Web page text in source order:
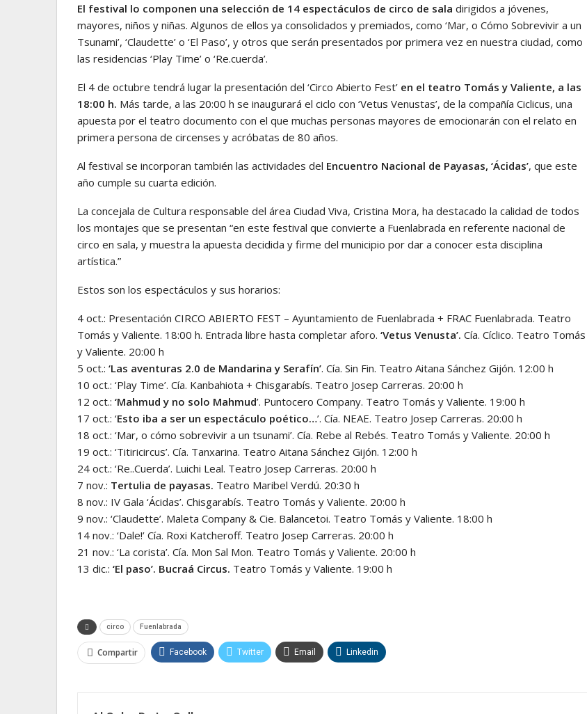
El festival lo componen una selección de 14 espectáculos de circo de sala dirigidos a jóvenes,
mayores, niños y niñas. Algunos de ellos ya consolidados y premiados, como ‘Mar, o Cómo Sobrevivir a un
Tsunami’, ‘Claudette’ o ‘El Paso’, y otros que serán presentados por primera vez en nuestra ciudad, como
las residencias ‘Play Time’ o ‘Re.cuerda’.
El 4 de octubre tendrá lugar la presentación del ‘Circo Abierto Fest’ en el teatro Tomás y Valiente, a las
18:00 h. Más tarde, a las 20:00 h se inaugurará el ciclo con ‘Vetus Venustas’, de la compañía Ciclicus, una
apuesta por el teatro documento con el que muchas personas mayores de emocionarán con el relato en
primera persona de circenses y acróbatas de 80 años.
Al festival se incorporan también las actividades del Encuentro Nacional de Payasas, ‘Ácidas’, que este
año cumple su cuarta edición.
La concejala de Cultura responsable del área Ciudad Viva, Cristina Mora, ha destacado la calidad de todos
los montajes que se presentan “en este festival que convierte a Fuenlabrada en referente nacional de
circo en sala, y muestra la apuesta decidida y firme del municipio por dar a conocer esta disciplina
artística.”
Estos son los espectáculos y sus horarios:
4 oct.: Presentación CIRCO ABIERTO FEST – Ayuntamiento de Fuenlabrada + FRAC Fuenlabrada. Teatro
Tomás y Valiente. 18:00 h. Entrada libre hasta completar aforo. ‘Vetus Venusta’. Cía. Cíclico. Teatro Tomás
y Valiente. 20:00 h
5 oct.: ‘Las aventuras 2.0 de Mandarina y Serafín’. Cía. Sin Fin. Teatro Aitana Sánchez Gijón. 12:00 h
10 oct.: ‘Play Time’. Cía. Kanbahiota + Chisgarabís. Teatro Josep Carreras. 20:00 h
12 oct.: ‘Mahmud y no solo Mahmud’. Puntocero Company. Teatro Tomás y Valiente. 19:00 h
17 oct.: ‘Esto iba a ser un espectáculo poético…’. Cía. NEAE. Teatro Josep Carreras. 20:00 h
18 oct.: ‘Mar, o cómo sobrevivir a un tsunami’. Cía. Rebe al Rebés. Teatro Tomás y Valiente. 20:00 h
19 oct.: ‘Titiricircus’. Cía. Tanxarina. Teatro Aitana Sánchez Gijón. 12:00 h
24 oct.: ‘Re..Cuerda’. Luichi Leal. Teatro Josep Carreras. 20:00 h
7 nov.: Tertulia de payasas. Teatro Maribel Verdú. 20:30 h
8 nov.: IV Gala ‘Ácidas’. Chisgarabís. Teatro Tomás y Valiente. 20:00 h
9 nov.: ‘Claudette’. Maleta Company & Cie. Balancetoi. Teatro Tomás y Valiente. 18:00 h
14 nov.: ‘Dale!’ Cía. Roxi Katcheroff. Teatro Josep Carreras. 20:00 h
21 nov.: ‘La corista’. Cía. Mon Sal Mon. Teatro Tomás y Valiente. 20:00 h
13 dic.: ‘El paso’. Bucraá Circus. Teatro Tomás y Valiente. 19:00 h
circo Fuenlabrada
Compartir Facebook Twitter Email Linkedin